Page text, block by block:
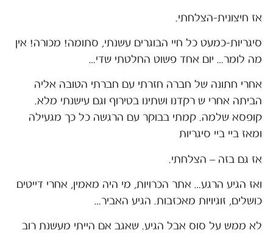
אז חיצונית-הצלחתי.
סיגריות-כמעט כל חיי הבוגרים עשנתי, סתומה! מכורה! אין
מה לומר… יום אחד פשוט החלטתי שדי…
אחרי חתונה של חברה חזרתי עם חברתי הטובה אליה
הביתה אחרי ש רקדנו ושתינו בטירוף וגם עישנתי מלא.
קופסא שלמה. קמתי בבוקר עם הרגשה כל כך מגעילה
ומאז ביי ביי סיגריות
אז גם בזה – הצלחתי.
ואז הגיע הרגע… אתר הכרויות, מי היה מאמין, אחרי דייטים
כושלים, זוגיויות מאכזבות. הגיע האביר…
לא ממש על סוס אבל הגיע. שאגב אם הייתי מעשנת רוב